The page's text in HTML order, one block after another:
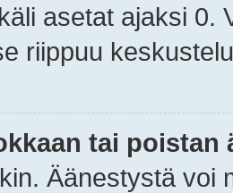
asetat ajaksi 0.
riippuu
tai poistan
Äänestystä voi